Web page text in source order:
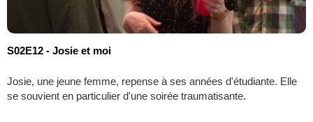
S02E12 - Josie et moi
Josie, une jeune femme, repense à ses années d'étudiante. Elle
se souvient en particulier d'une soirée traumatisante.